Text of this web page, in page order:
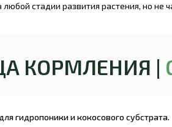
стадии развития растения, но не
КОРМЛЕНИЯ |
гидропоники и кокосового субстрата.